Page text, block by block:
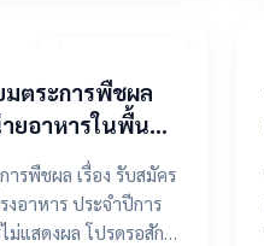
มตระการพืชผล
ายอาหารในพื้นที่
รศึกษา ๒๕๖๙
ารพืชผล เรื่อง รับสมัคร
อาหาร ประจำปีการ